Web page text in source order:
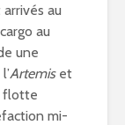
au
au
une
Artemiset
flotte
mi-